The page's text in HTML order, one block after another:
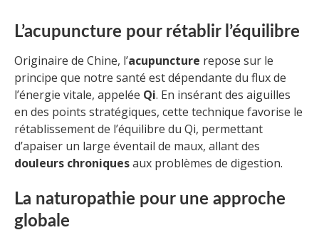
L’acupuncture pour rétablir l’équilibre
Originaire de Chine, l’acupuncture repose sur le
principe que notre santé est dépendante du flux de
l’énergie vitale, appelée Qi. En insérant des aiguilles
en des points stratégiques, cette technique favorise le
rétablissement de l’équilibre du Qi, permettant
d’apaiser un large éventail de maux, allant des
douleurs chroniquesaux problèmes de digestion.
La naturopathie pour une approche
globale